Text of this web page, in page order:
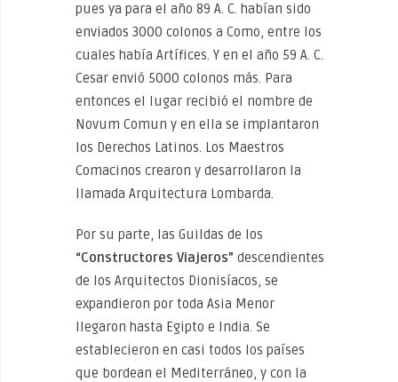
pues ya para el año 89 A. C. habían sido
enviados 3000 colonos a Como, entre los
cuales había Artífices. Y en el año 59 A. C.
Cesar envió 5000 colonos más. Para
entonces el lugar recibió el nombre de
Novum Comun y en ella se implantaron
los Derechos Latinos. Los Maestros
Comacinos crearon y desarrollaron la
llamada Arquitectura Lombarda.
Por su parte, las Guildas de los
“Constructores Viajeros” descendientes
de los Arquitectos Dionisíacos, se
expandieron por toda Asia Menor
llegaron hasta Egipto e India. Se
establecieron en casi todos los países
que bordean el Mediterráneo, y con la